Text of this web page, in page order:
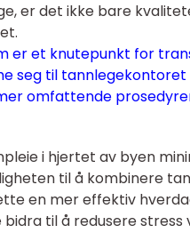
er det ikke bare
er et knutepunkt for
seg til
omfattende
i hjertet av byen
til å kombinere
en mer effektiv
til å redusere